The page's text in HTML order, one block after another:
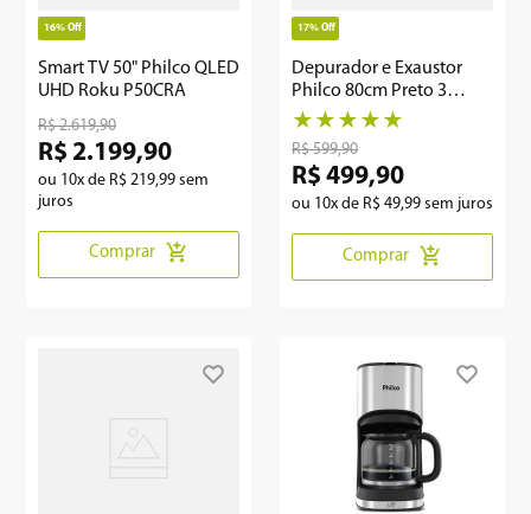
16% Off
Smart TV 50" Philco QLED
UHD Roku P50CRA
R$ 2.619,90
R$ 2.199,90
ou 10x de R$ 219,99 sem
juros
Comprar
17% Off
Depurador e Exaustor
Philco 80cm Preto 3
Velocidades PDR80P
★ ★ ★ ★ ★
R$ 599,90
R$ 499,90
ou 10x de R$ 49,99 sem juros
Comprar